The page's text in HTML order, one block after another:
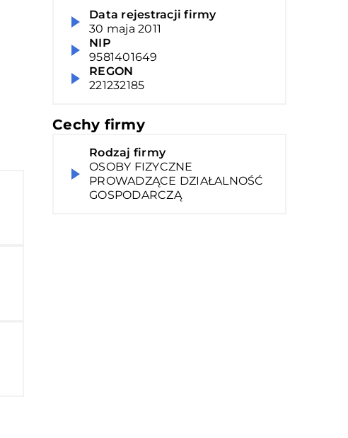
Data rejestracji firmy
30 maja 2011
NIP
9581401649
REGON
221232185
Cechy firmy
Rodzaj firmy
OSOBY FIZYCZNE
PROWADZĄCE DZIAŁALNOŚĆ
GOSPODARCZĄ